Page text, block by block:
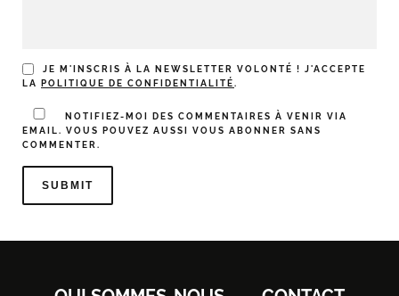
JE M'INSCRIS À LA NEWSLETTER VOLONTÉ ! J'ACCEPTE
LA
POLITIQUE DE CONFIDENTIALITÉ.
NOTIFIEZ-MOI DES COMMENTAIRES À VENIR VIA
EMAIL. VOUS POUVEZ AUSSI VOUS ABONNER
SANS
COMMENTER.